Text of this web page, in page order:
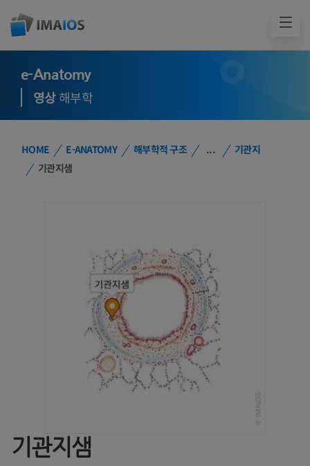
e-Anatomy
영상해부학
HOME E-ANATOMY 해부학적 구조 ...
기관지
기관지샘
기관지샘